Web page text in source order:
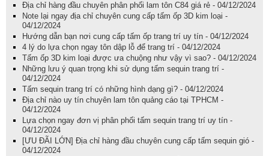
Địa chỉ hàng đầu chuyên phân phối lam tôn C84 giá rẻ - 04/12/2024
Note lại ngay địa chỉ chuyên cung cấp tấm ốp 3D kim loại -
04/12/2024
Hướng dẫn bạn nơi cung cấp tấm ốp trang trí uy tín - 04/12/2024
4 lý do lựa chọn ngay tôn dập lỗ để trang trí - 04/12/2024
Tấm ốp 3D kim loại được ưa chuộng như vậy vì sao? - 04/12/2024
Những lưu ý quan trọng khi sử dụng tấm sequin trang trí -
04/12/2024
Tấm sequin trang trí có những hình dạng gì? - 04/12/2024
Địa chỉ nào uy tín chuyên lam tôn quảng cáo tại TPHCM -
04/12/2024
Lựa chọn ngay đơn vị phân phối tấm sequin trang trí uy tín -
04/12/2024
[ƯU ĐÃI LỚN] Địa chỉ hàng đầu chuyên cung cấp tấm sequin gió -
04/12/2024